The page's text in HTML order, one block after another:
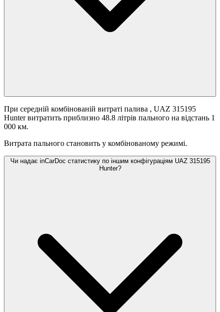
При середній комбінованій витраті палива , UAZ 315195
Hunter витратить приблизно 48.8 літрів пального на відстань 1
000 км.
Витрата пального становить у комбінованому режимі.
Чи надає inCarDoc статистику по іншим конфігураціям UAZ 315195
Hunter?